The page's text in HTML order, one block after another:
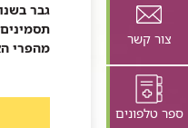
צור קשר
ספר טלפונים
מהפרי